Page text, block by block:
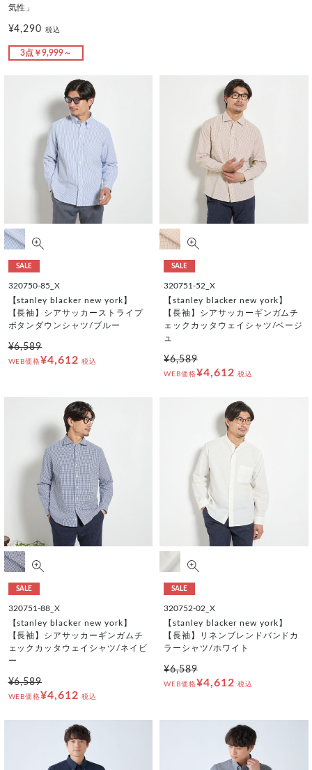
気性」
¥4,290税込
3点￥9,999～
SALE
320750-85_X
【stanley blacker new york】
【長袖】シアサッカーストライプ
ボタンダウンシャツ/ブルー
¥6,589
WEB価格¥4,612 税込
SALE
320751-52_X
【stanley blacker new york】
【長袖】シアサッカーギンガムチ
ェックカッタウェイシャツ/ベージ
ュ
¥6,589
WEB価格¥4,612 税込
SALE
320751-88_X
【stanley blacker new york】
【長袖】シアサッカーギンガムチ
ェックカッタウェイシャツ/ネイビ
ー
¥6,589
WEB価格¥4,612 税込
SALE
320752-02_X
【stanley blacker new york】
【長袖】リネンブレンドバンドカ
ラーシャツ/ホワイト
¥6,589
WEB価格¥4,612 税込